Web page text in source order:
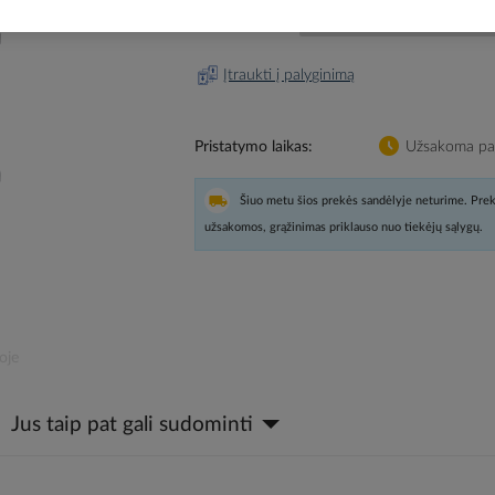
Įtraukti į palyginimą
Pristatymo laikas Užsakoma
Šiuo metu šios prekės sandėlyje neturime.
užsakomos, grąžinimas priklauso nuo tiekėjų sąlygų.
Jus taip pat gali sudominti